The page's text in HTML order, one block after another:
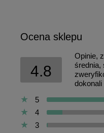
Ocena sklepu
4.8
Opinie,
średnia,
5
4
3